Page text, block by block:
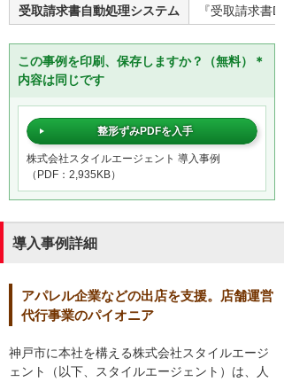
受取請求書自動処理システム
『受取請求書
この事例を印刷、保存しますか？（無料）＊
内容は同じです
整形ずみPDFを入手
株式会社スタイルエージェント 導入事例
（PDF：2,935KB）
導入事例詳細
アパレル企業などの出店を支援。店舗運営
代行事業のパイオニア
神戸市に本社を構える株式会社スタイルエージ
ェント（以下、スタイルエージェント）は、人